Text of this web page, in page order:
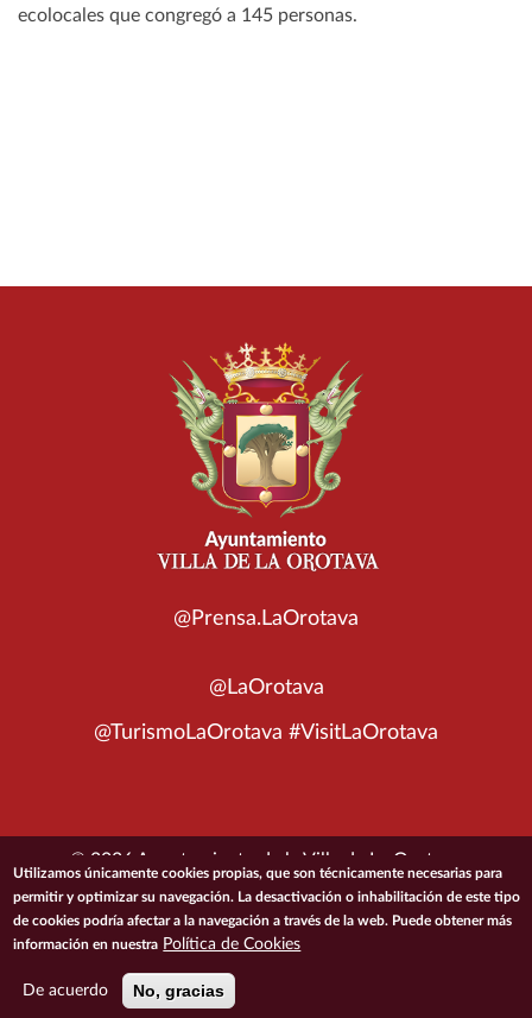
ecolocales que congregó a 145 personas.
@Prensa.LaOrotava
@LaOrotava
@TurismoLaOrotava #VisitLaOrotava
© 2026 Ayuntamiento de la Villa de La Orotava
ACCESIBILIDADCONDICIONES DE USOPOLÍTICA DE PRIVACIDAD
POLÍTICA DE COOKIESMAPA DEL SITIO
Utilizamos únicamente cookies propias, que son técnicamente necesarias para
permitir y optimizar su navegación. La desactivación o inhabilitación de este tipo
de cookies podría afectar a la navegación a través de la web. Puede obtener más
información en nuestra Política de Cookies
De acuerdo No, gracias